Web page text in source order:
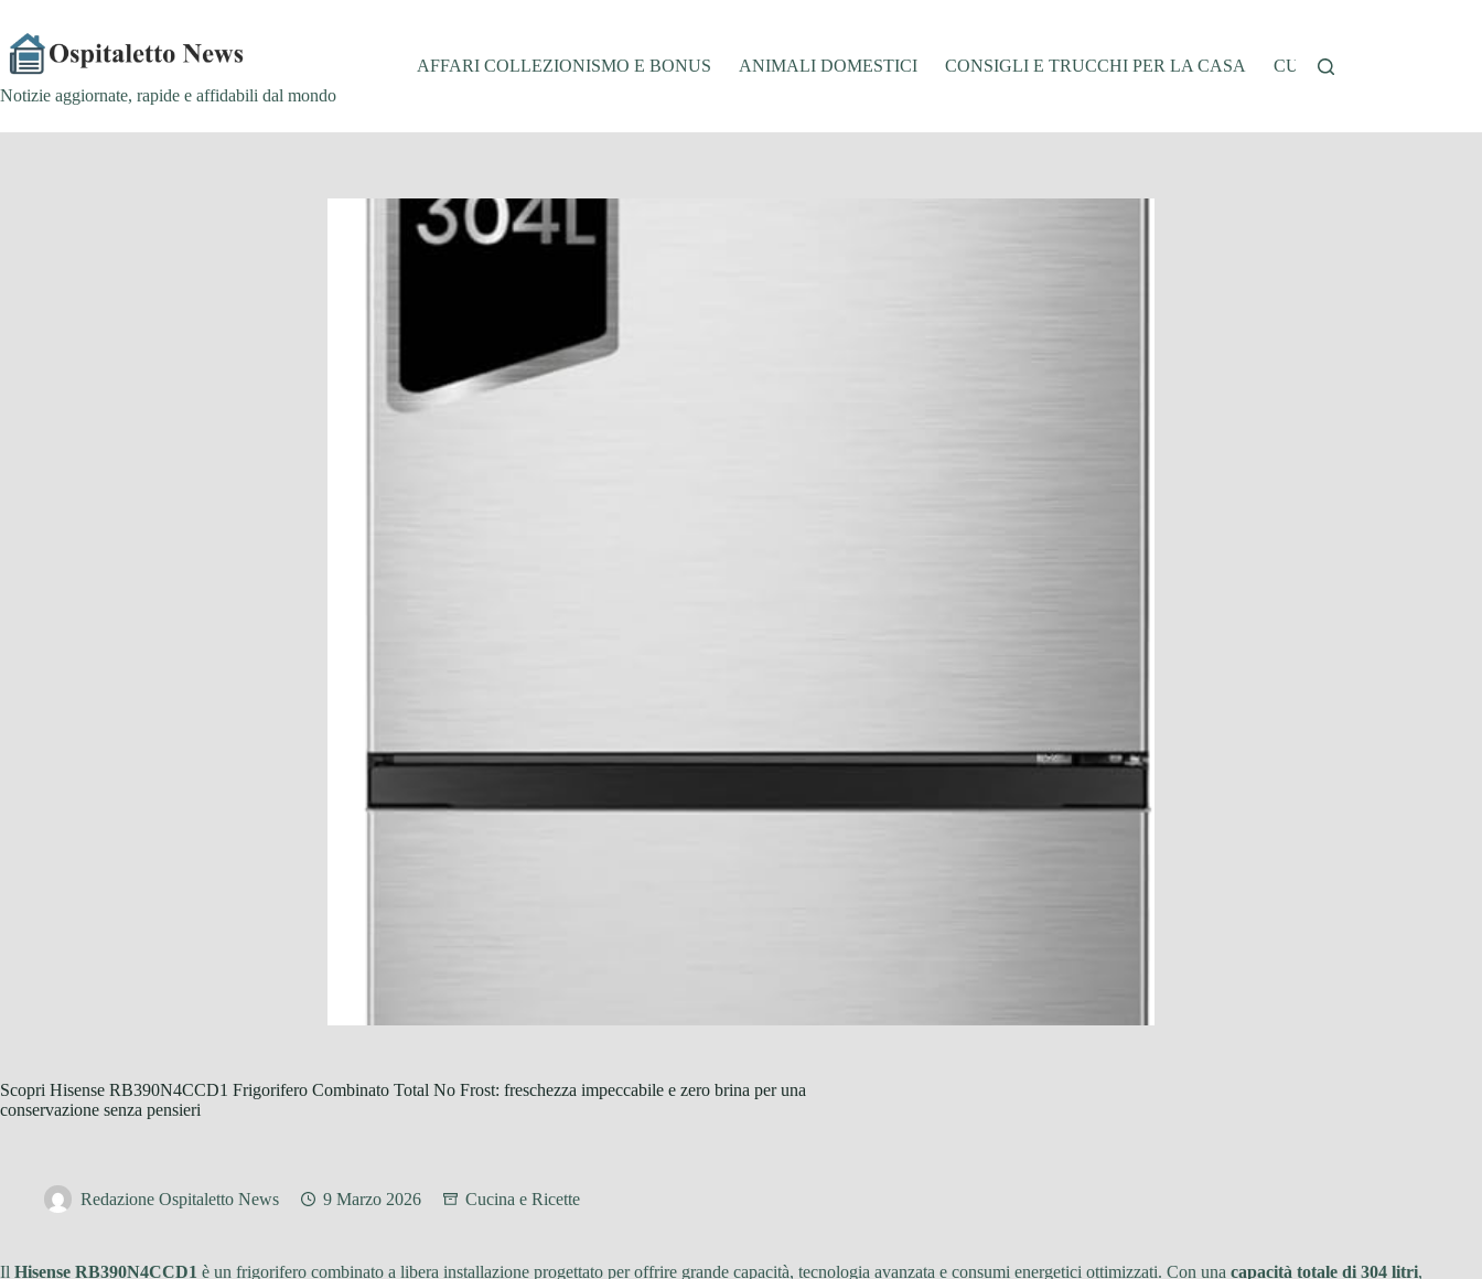
contenuto
Notizie aggiornate, rapide e affidabili dal mondo
AFFARI COLLEZIONISMO E BONUS ANIMALI DOMESTICI CONSIGLI E TRUCCHI PER LA CASA CUCINA E RICETTE
Scopri Hisense RB390N4CCD1 Frigorifero Combinato Total No Frost: freschezza impeccabile e zero brina per una
conservazione senza pensieri
Redazione Ospitaletto News 9 Marzo 2026 Cucina e Ricette
Il Hisense RB390N4CCD1 è un frigorifero combinato a libera installazione progettato per offrire grande capacità, tecnologia avanzata e consumi energetici ottimizzati. Con una capacità totale di 304 litri,